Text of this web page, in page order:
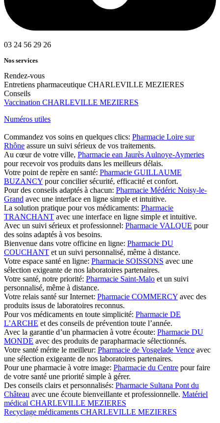
03 24 56 29 26
Nos services
Rendez-vous
Entretiens pharmaceutique CHARLEVILLE MEZIERES
Conseils
Vaccination CHARLEVILLE MEZIERES
Numéros utiles
Commandez vos soins en quelques clics: Pharmacie Loire sur
Rhône assure un suivi sérieux de vos traitements.
Au cœur de votre ville, Pharmacie ean Jaurès Aulnoye-Aymeries
pour recevoir vos produits dans les meilleurs délais.
Votre point de repère en santé: Pharmacie GUILLAUME
BUZANCY pour concilier sécurité, efficacité et confort.
Pour des conseils adaptés à chacun: Pharmacie Médéric Noisy-le-
Grand avec une interface en ligne simple et intuitive.
La solution pratique pour vos médicaments: Pharmacie
TRANCHANT avec une interface en ligne simple et intuitive.
Avec un suivi sérieux et professionnel: Pharmacie VALQUE pour
des soins adaptés à vos besoins.
Bienvenue dans votre officine en ligne: Pharmacie DU
COUCHANT et un suivi personnalisé, même à distance.
Votre espace santé en ligne: Pharmacie SOISSONS avec une
sélection exigeante de nos laboratoires partenaires.
Votre santé, notre priorité: Pharmacie Saint-Malo et un suivi
personnalisé, même à distance.
Votre relais santé sur Internet: Pharmacie COMMERCY avec des
produits issus de laboratoires reconnus.
Pour vos médicaments en toute simplicité: Pharmacie DE
L’ARCHE et des conseils de prévention toute l’année.
Avec la garantie d’un pharmacien à votre écoute: Pharmacie DU
MONDE avec des produits de parapharmacie sélectionnés.
Votre santé mérite le meilleur: Pharmacie de Vosgelade Vence avec
une sélection exigeante de nos laboratoires partenaires.
Pour une pharmacie à votre image: Pharmacie du Centre pour faire
de votre santé une priorité simple à gérer.
Des conseils clairs et personnalisés: Pharmacie Sultana Pont du
Château avec une écoute bienveillante et professionnelle. Matériel
médical CHARLEVILLE MEZIERES
Recyclage médicaments CHARLEVILLE MEZIERES